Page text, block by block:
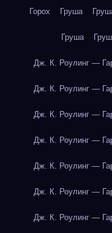
Горох Груша
Груша
Дж. К. Роулинг —
Дж. К. Роулинг —
Дж. К. Роулинг —
Дж. К. Роулинг —
Дж. К. Роулинг —
Дж. К. Роулинг —
Дж. К. Роулинг —